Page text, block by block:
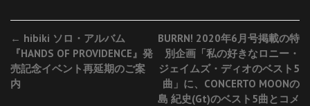
Post
navigation
← hibiki ソロ・アルバム
『HANDS OF PROVIDENCE』発
売記念イベント再延期のご案
内
BURRN! 2020年6月号掲載の特
別企画「私の好きなロニー・
ジェイムズ・ディオのベスト5
曲」に、CONCERTO MOONの
島 紀史(Gt)のベスト5曲とコメ